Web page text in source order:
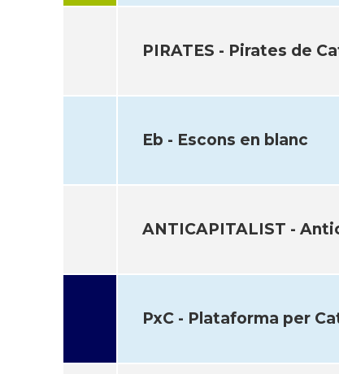
PIRATES - Pirates de
Eb - Escons en blanc
ANTICAPITALIST -
PxC - Plataforma per